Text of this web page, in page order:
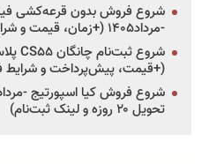
-مرداد۱۴۰۵ (+زمان، قیمت و شرایط فروش)
(+قیمت، پیش‌پرداخت و
تحویل ۲۰ روزه و لینک ثبت‌نام)